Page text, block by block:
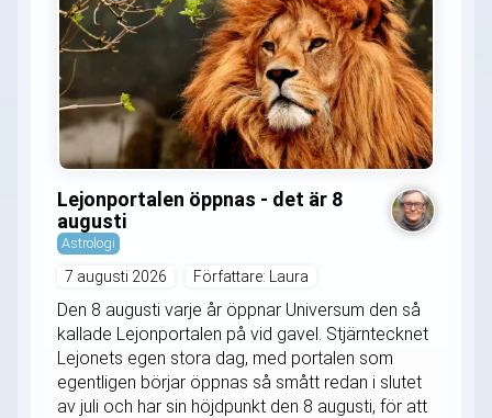
Lejonportalen öppnas - det är 8
augusti
Astrologi
7 augusti 2026 Författare: Laura
Den 8 augusti varje år öppnar Universum den så
kallade Lejonportalen på vid gavel. Stjärntecknet
Lejonets egen stora dag, med portalen som
egentligen börjar öppnas så smått redan i slutet
av juli och har sin höjdpunkt den 8 augusti, för att